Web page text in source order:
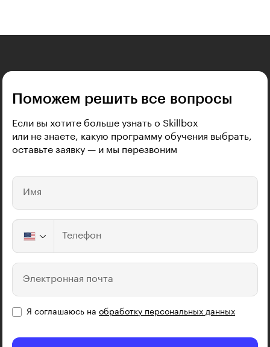
Поможем решить все вопросы
Если вы хотите больше узнать о Skillbox
или не знаете, какую программу обучения выбрать,
оставьте заявку — и мы перезвоним
Имя
Телефон
Электронная почта
Я соглашаюсь на обработку персональных данных